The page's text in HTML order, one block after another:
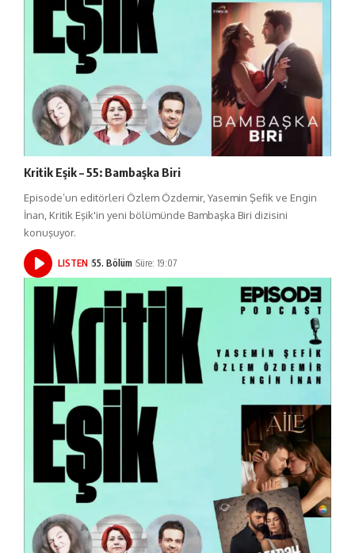
Kritik Eşik – 55: Bambaşka Biri
Episode’un editörleri Özlem Özdemir, Yasemin Şefik ve Engin
İnan, Kritik Eşik'in yeni bölümünde Bambaşka Biri dizisini
konuşuyor.
LISTEN 55. Bölüm Süre: 19:07